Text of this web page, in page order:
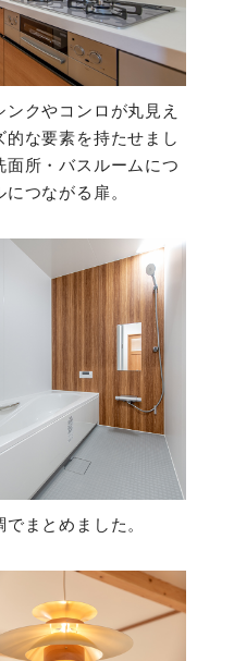
クやコンロが丸見え
な要素を持たせまし
所・バスルームにつ
つながる扉。
まとめました。